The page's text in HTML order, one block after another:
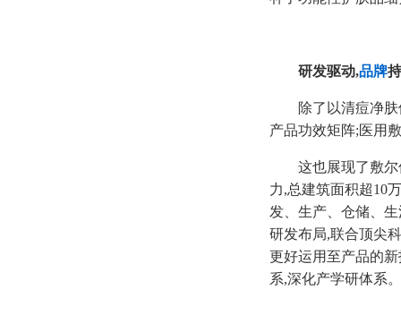
研发驱动,品牌
除了以清痘净
产品功效矩阵;医用
这也展现了敷
力,总建筑面积超10
发、生产、仓储、
研发布局,联合顶尖
更好运用至产品的
系,深化产学研体系。